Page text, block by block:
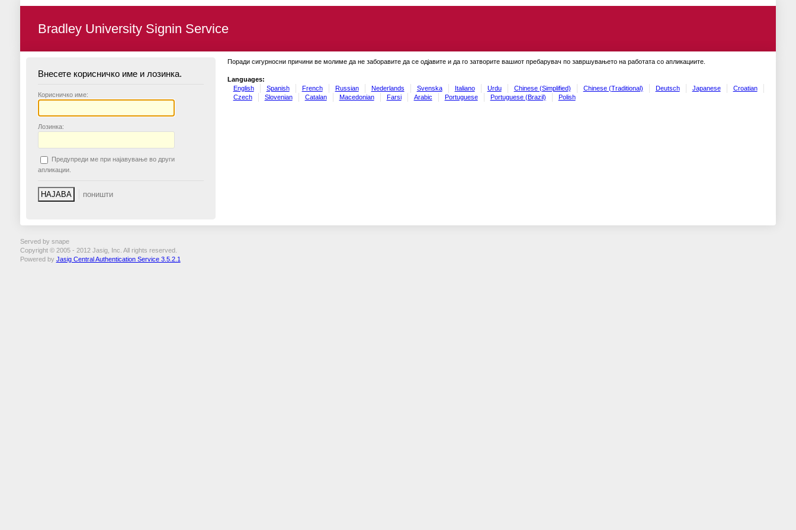
Bradley University Signin Service
Внесете корисничко име и лозинка.
Корисничко име:
Лозинка:
Предупреди ме при најавување во други
апликации.
Поради сигурносни причини ве молиме да не заборавите да се одјавите и да го затворите вашиот пребарувач по завршувањето на работата со апликациите.
Languages:
English
Spanish French Russian Nederlands Svenska Italiano Urdu Chinese (Simplified) Chinese (Traditional) Deutsch Japanese
Croatian
Czech
Slovenian Catalan Macedonian Farsi Arabic Portuguese Portuguese (Brazil) Polish
Served by snape
Copyright © 2005 - 2012 Jasig, Inc. All rights reserved.
Powered by Jasig Central Authentication Service 3.5.2.1